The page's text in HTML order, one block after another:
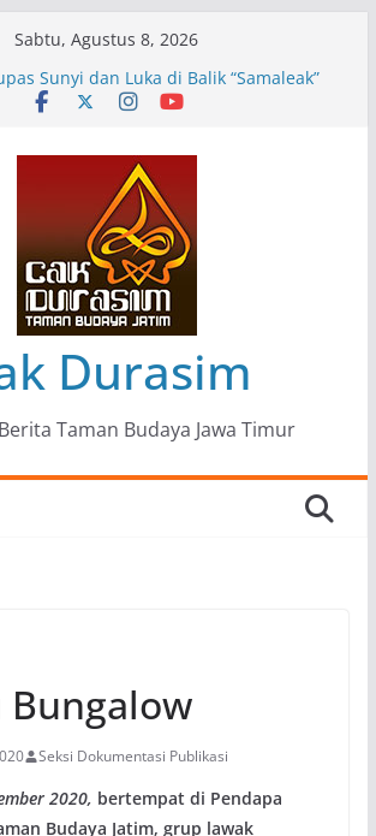
Sabtu, Agustus 8, 2026
Lukisan Komunitas Patria Seni Rupa
: Ketika “Bergerak” Menjadi Mantra
Sunyi dan Luka di Balik “Samaleak”
Marwah Seni dan Budaya: Catatan
Kerja Ir. Bambang Haryo Soekartono
Anggota DPR RI ke Taman Budaya Jawa
Tunggal 35 Karya Agus Koecink
Tambang”, Ungkapan Kritis Tentang
Pekerja Pertambangan
Durasim
Taman Budaya Jawa Timur
Bungalow
Seksi Dokumentasi Publikasi
2020, bertempat di Pendapa
Budaya Jatim, grup lawak